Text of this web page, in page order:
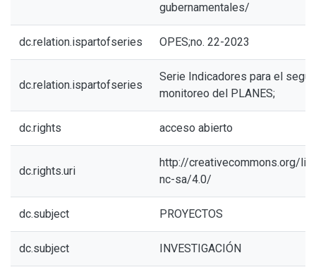
gubernamentales/
dc.relation.ispartofseries OPES;no. 22-2023
dc.relation.ispartofseries
Serie Indicadores para el
monitoreo del PLANES;
dc.rights acceso abierto
dc.rights.uri
http://creativecommons.org/
nc-sa/4.0/
dc.subject PROYECTOS
dc.subject INVESTIGACIÓN